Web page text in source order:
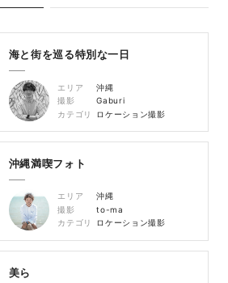
海と街を巡る特別な一日
エリア
沖縄
撮影
Gaburi
カテゴリ
ロケーション撮影
沖縄満喫フォト
エリア
沖縄
撮影
to-ma
カテゴリ
ロケーション撮影
美ら